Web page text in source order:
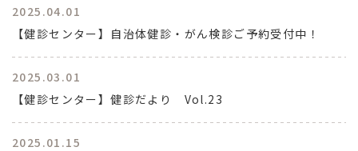
2025.04.01
【健診センター】自治体健診・がん検診ご予約受付中！
2025.03.01
【健診センター】健診だより Vol.23
2025.01.15